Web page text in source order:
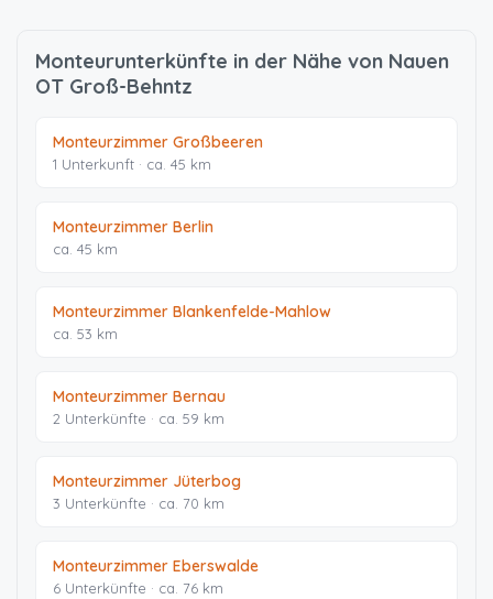
Monteurunterkünfte in der Nähe von Nauen
OT Groß-Behntz
Monteurzimmer Großbeeren
1 Unterkunft · ca. 45 km
Monteurzimmer Berlin
ca. 45 km
Monteurzimmer Blankenfelde-Mahlow
ca. 53 km
Monteurzimmer Bernau
2 Unterkünfte · ca. 59 km
Monteurzimmer Jüterbog
3 Unterkünfte · ca. 70 km
Monteurzimmer Eberswalde
6 Unterkünfte · ca. 76 km